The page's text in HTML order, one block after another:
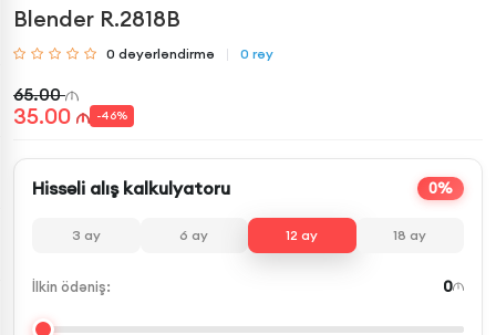
Blender R.2818B
0 dəyərləndirmə 0 rəy
65.00
35.00 -46%
Hissəli alış kalkulyatoru 0%
3 ay 6 ay 12 ay 18 ay
İlkin ödəniş: 0